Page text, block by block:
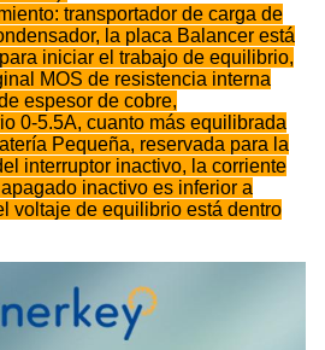
transportador de carga de
la placa Balancer está
iniciar el trabajo de equilibrio,
MOS de resistencia interna
espesor de cobre,
0-5.5A, cuanto más equilibrada
Pequeña, reservada para la
interruptor inactivo, la corriente
inactivo es inferior a
voltaje de equilibrio está dentro